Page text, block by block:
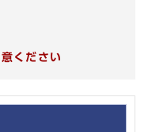
ください